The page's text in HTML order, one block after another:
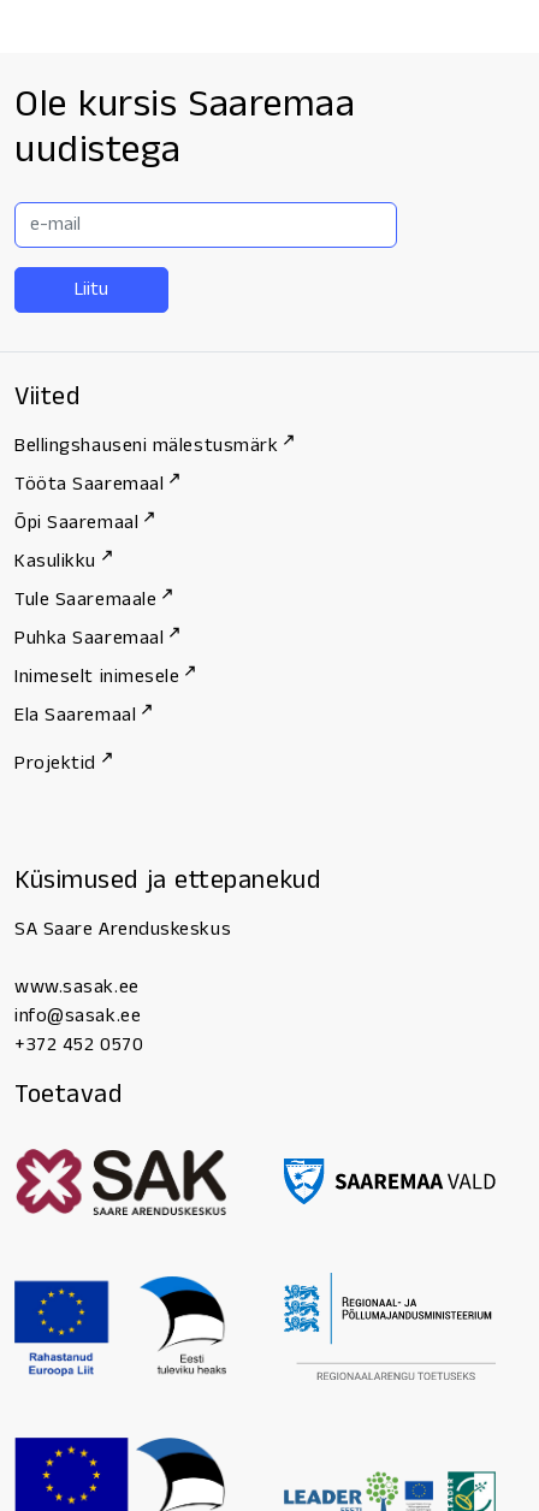
Ole kursis Saaremaa
uudistega
E-
mail
Viited
Bellingshauseni mälestusmärk
Tööta Saaremaal
Õpi Saaremaal
Kasulikku
Tule Saaremaale
Puhka Saaremaal
Inimeselt inimesele
Ela Saaremaal
Projektid
Küsimused ja ettepanekud
SA Saare Arenduskeskus
www.sasak.ee
info@sasak.ee
+372 452 0570
Toetavad